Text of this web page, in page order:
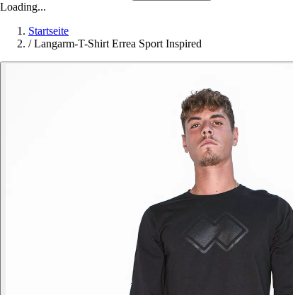
Loading...
Startseite
/ Langarm-T-Shirt Errea Sport Inspired